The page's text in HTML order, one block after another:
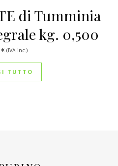
di Tumminia
kg. 0,500
€ (IVA inc.)
TUTTO